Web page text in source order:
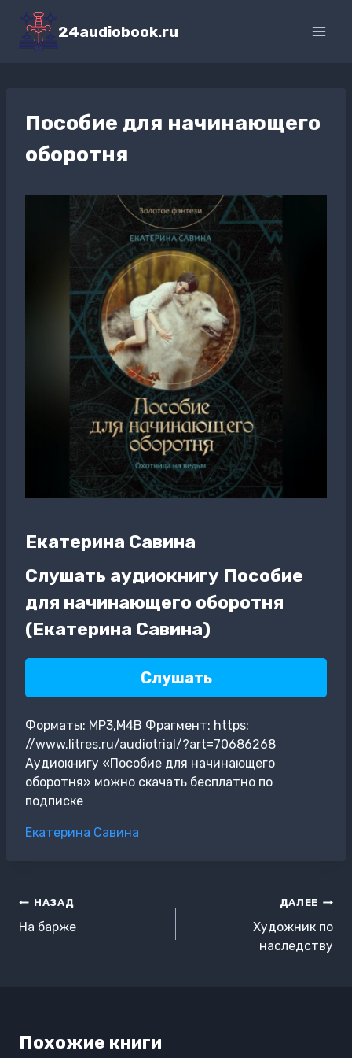
Перейти
содержимому
24audiobook.ru
Пособие для начинающего
оборотня
Екатерина Савина
Слушать аудиокнигу Пособие
для начинающего оборотня
(Екатерина Савина)
Слушать
Форматы: MP3,M4B Фрагмент: https:
//www.litres.ru/audiotrial/?art=70686268
Аудиокнигу «Пособие для начинающего
оборотня» можно скачать бесплатно по
подписке
Метки
Екатерина Савина
Навигация
по
НАЗАД
На барже
ДАЛЕЕ
Художник по
наследству
Похожие книги